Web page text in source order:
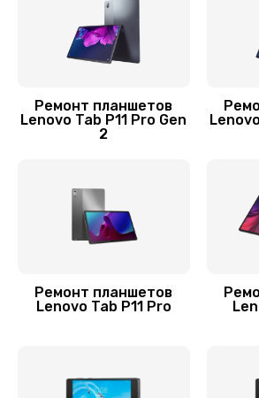
Замена разъема
700 руб.
Замена платы управления
Ремонт планшетов
Lenovo Tab P11 Pro Gen
2
Ремонт планшетов
Lenovo Tab P11 Pro